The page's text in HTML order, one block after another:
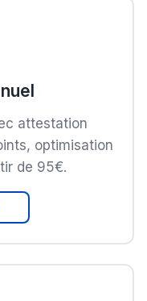
attestation
optimisation
de 95€.